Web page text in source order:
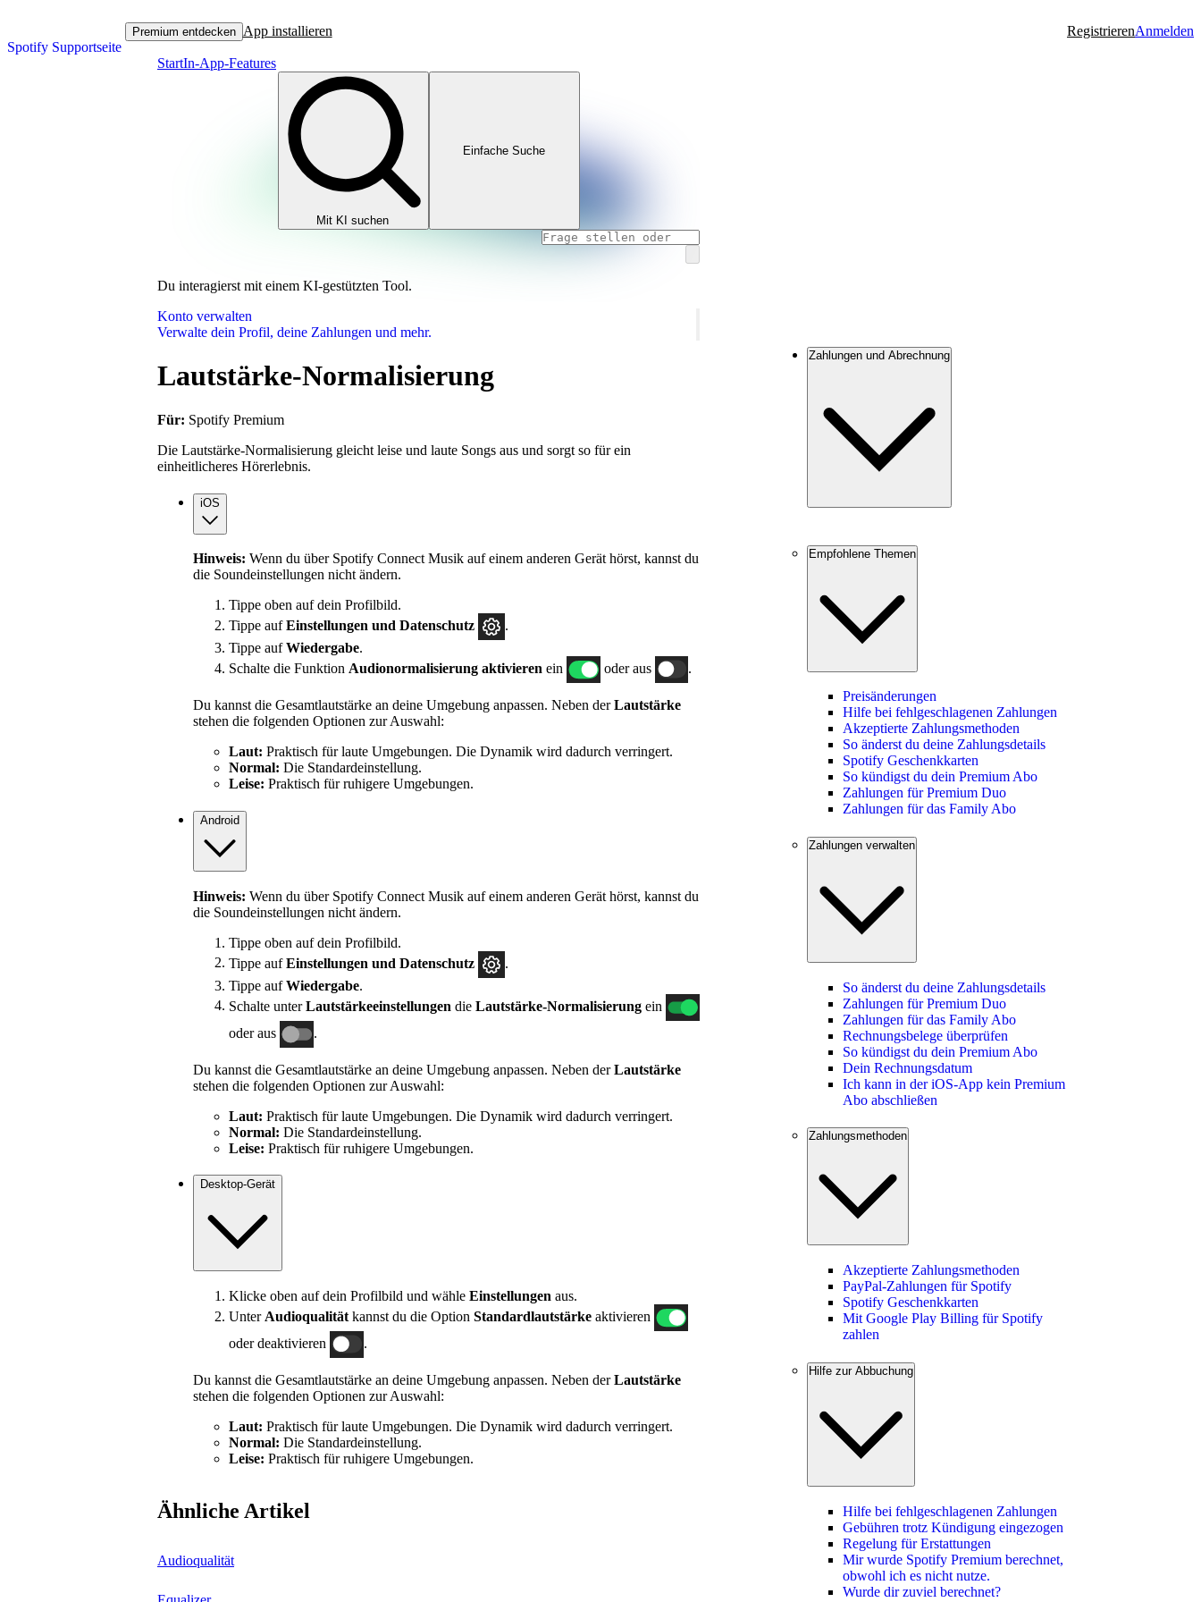
Spotify Supportseite
Premium entdecken App installieren RegistrierenAnmelden
StartIn-App-Features
Mit KI suchen
Einfache Suche
Du interagierst mit einem KI-gestützten Tool.
Konto verwalten
Verwalte dein Profil, deine Zahlungen und mehr.
Lautstärke-Normalisierung
Für: Spotify Premium
Die Lautstärke-Normalisierung gleicht leise und laute Songs aus und sorgt so für ein
einheitlicheres Hörerlebnis.
iOS
Hinweis: Wenn du über Spotify Connect Musik auf einem anderen Gerät hörst, kannst du
die Soundeinstellungen nicht ändern.
Tippe oben auf dein Profilbild.
Tippe aufEinstellungen und Datenschutz
.
Tippe aufWiedergabe.
Schalte die Funktion Audionormalisierung aktivieren ein oder aus .
Du kannst die Gesamtlautstärke an deine Umgebung anpassen. Neben derLautstärke
stehen die folgenden Optionen zur Auswahl:
Laut: Praktisch für laute Umgebungen. Die Dynamik wird dadurch verringert.
Normal: Die Standardeinstellung.
Leise: Praktisch für ruhigere Umgebungen.
Android
Hinweis: Wenn du über Spotify Connect Musik auf einem anderen Gerät hörst, kannst du
die Soundeinstellungen nicht ändern.
Tippe oben auf dein Profilbild.
Tippe aufEinstellungen und Datenschutz
.
Tippe aufWiedergabe.
Schalte unterLautstärkeeinstellungen die Lautstärke-Normalisierung ein
oder aus
.
Du kannst die Gesamtlautstärke an deine Umgebung anpassen. Neben derLautstärke
stehen die folgenden Optionen zur Auswahl:
Laut: Praktisch für laute Umgebungen. Die Dynamik wird dadurch verringert.
Normal: Die Standardeinstellung.
Leise: Praktisch für ruhigere Umgebungen.
Desktop-Gerät
Klicke oben auf dein Profilbild und wähle Einstellungen aus.
Unter Audioqualität kannst du die Option Standardlautstärke aktivieren
oder deaktivieren
.
Du kannst die Gesamtlautstärke an deine Umgebung anpassen. Neben derLautstärke
stehen die folgenden Optionen zur Auswahl:
Laut: Praktisch für laute Umgebungen. Die Dynamik wird dadurch verringert.
Normal: Die Standardeinstellung.
Leise: Praktisch für ruhigere Umgebungen.
Ähnliche Artikel
Audioqualität
Zahlungen und Abrechnung
Empfohlene Themen
Preisänderungen
Hilfe bei fehlgeschlagenen Zahlungen
Akzeptierte Zahlungsmethoden
So änderst du deine Zahlungsdetails
Spotify Geschenkkarten
So kündigst du dein Premium Abo
Zahlungen für Premium Duo
Zahlungen für das Family Abo
Zahlungen verwalten
So änderst du deine Zahlungsdetails
Zahlungen für Premium Duo
Zahlungen für das Family Abo
Rechnungsbelege überprüfen
So kündigst du dein Premium Abo
Dein Rechnungsdatum
Ich kann in der iOS-App kein Premium
Abo abschließen
Zahlungsmethoden
Akzeptierte Zahlungsmethoden
PayPal-Zahlungen für Spotify
Spotify Geschenkkarten
Mit Google Play Billing für Spotify
zahlen
Hilfe zur Abbuchung
Hilfe bei fehlgeschlagenen Zahlungen
Gebühren trotz Kündigung eingezogen
Regelung für Erstattungen
Mir wurde Spotify Premium berechnet,
obwohl ich es nicht nutze.
Wurde dir zuviel berechnet?